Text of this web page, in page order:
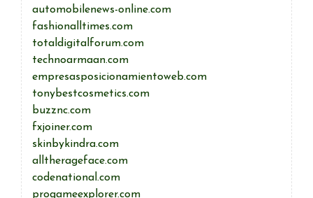
automobilenews-online.com
fashionalltimes.com
totaldigitalforum.com
technoarmaan.com
empresasposicionamientoweb.com
tonybestcosmetics.com
buzznc.com
fxjoiner.com
skinbykindra.com
alltherageface.com
codenational.com
progameexplorer.com